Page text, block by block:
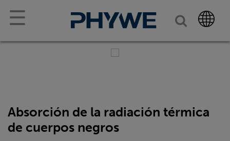
☰
Absorción de la radiación térmica
de cuerpos negros